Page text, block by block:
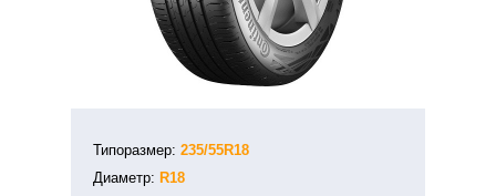
Типоразмер: 235/55R18
Диаметр: R18